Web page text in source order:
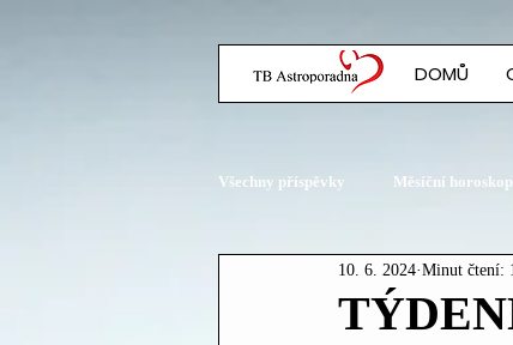
DOMŮ
Všechny příspěvky Měsíční horoskop
Planetární konstelace
10. 6. 2024 Minut čtení: